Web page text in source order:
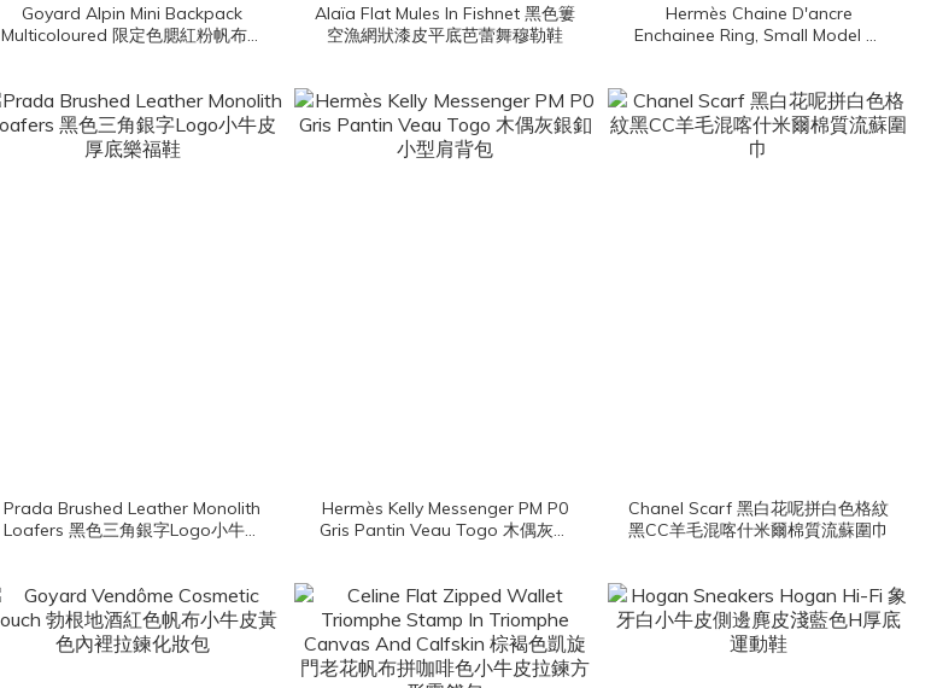
Goyard Alpin Mini Backpack
Multicoloured 限定色腮紅粉帆布小
Alaïa Flat Mules In Fishnet 黑色簍
空漁網狀漆皮平底芭蕾舞穆勒鞋
Hermès Chaine D'ancre
Enchainee Ring, Small Model 玫
Prada Brushed Leather Monolith
Loafers 黑色三角銀字Logo小牛皮
Hermès Kelly Messenger PM P0
Gris Pantin Veau Togo 木偶灰銀
Chanel Scarf 黑白花呢拼白色格紋
黑CC羊毛混喀什米爾棉質流蘇圍巾